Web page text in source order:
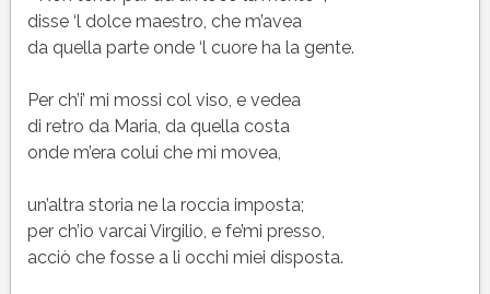
disse ‘l dolce maestro, che m’avea
da quella parte onde ‘l cuore ha la gente.
Per ch’i’ mi mossi col viso, e vedea
di retro da Maria, da quella costa
onde m’era colui che mi movea,
un’altra storia ne la roccia imposta;
per ch’io varcai Virgilio, e fe’mi presso,
acciò che fosse a li occhi miei disposta.